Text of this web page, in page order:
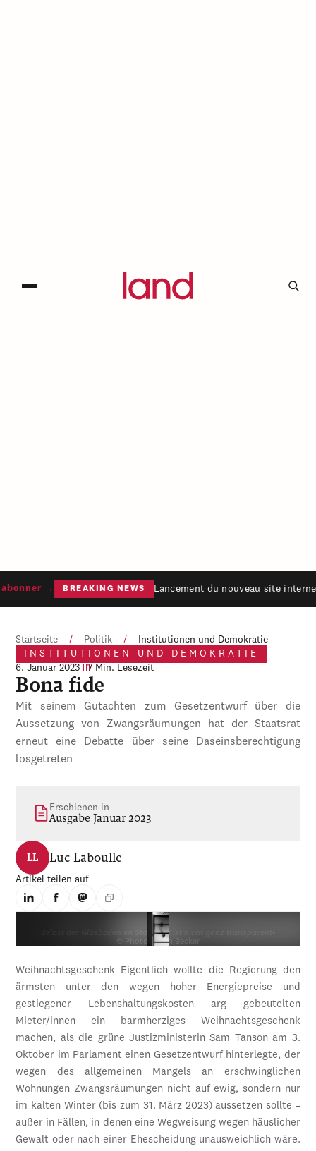
→ BREAKING NEWS Lancement du nouveau site internet
Startseite / Politik /
Institutionen und Demokratie
INSTITUTIONEN UND DEMOKRATIE
6. Januar 2023
7 Min. Lesezeit
Bona fide
Mit seinem Gutachten zum Gesetzentwurf über die
Aussetzung von Zwangsräumungen hat der Staatsrat
erneut eine Debatte über seine Daseinsberechtigung
losgetreten
Erschienen in
Ausgabe Januar 2023
LL Luc Laboulle
Artikel teilen auf
Selbst der Glasboden im Staatsrat ist nicht ganz transparent
© Photo : Sven Becker
Weihnachtsgeschenk Eigentlich wollte die Regierung den
ärmsten unter den wegen hoher Energiepreise und
gestiegener Lebenshaltungskosten arg gebeutelten
Mieter/innen ein barmherziges Weihnachtsgeschenk
machen, als die grüne Justizministerin Sam Tanson am 3.
Oktober im Parlament einen Gesetzentwurf hinterlegte, der
wegen des allgemeinen Mangels an erschwinglichen
Wohnungen Zwangsräumungen nicht auf ewig, sondern nur
im kalten Winter (bis zum 31. März 2023) aussetzen sollte –
außer in Fällen, in denen eine Wegweisung wegen häuslicher
Gewalt oder nach einer Ehescheidung unausweichlich wäre.